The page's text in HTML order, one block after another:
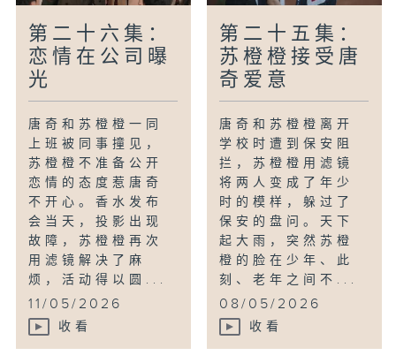
第二十六集：
恋情在公司曝
光
唐奇和苏橙橙一同
上班被同事撞见，
苏橙橙不准备公开
恋情的态度惹唐奇
不开心。香水发布
会当天，投影出现
故障，苏橙橙再次
用滤镜解决了麻
烦，活动得以圆...
11/05/2026
收看
第二十五集：
苏橙橙接受唐
奇爱意
唐奇和苏橙橙离开
学校时遭到保安阻
拦，苏橙橙用滤镜
将两人变成了年少
时的模样，躲过了
保安的盘问。天下
起大雨，突然苏橙
橙的脸在少年、此
刻、老年之间不...
08/05/2026
收看